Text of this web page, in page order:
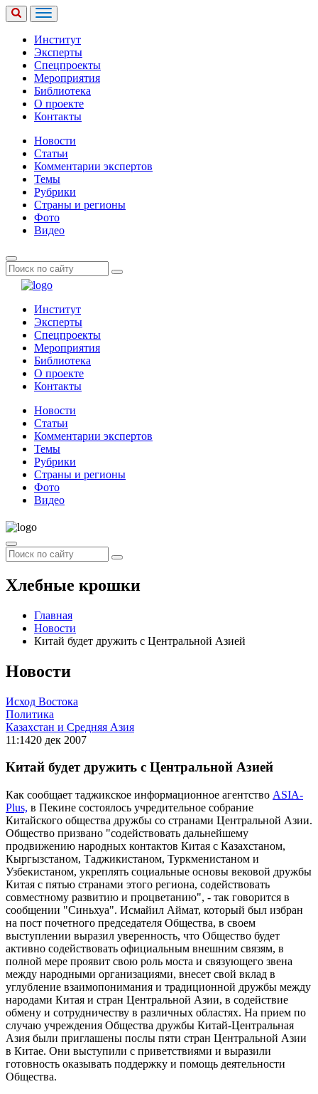
Институт
Эксперты
Спецпроекты
Мероприятия
Библиотека
О проекте
Контакты
Новости
Статьи
Комментарии экспертов
Темы
Рубрики
Страны и регионы
Фото
Видео
Институт
Эксперты
Спецпроекты
Мероприятия
Библиотека
О проекте
Контакты
Новости
Статьи
Комментарии экспертов
Темы
Рубрики
Страны и регионы
Фото
Видео
Хлебные крошки
Главная
Новости
Китай будет дружить с Центральной Азией
Новости
Исход Востока
Политика
Казахстан и Средняя Азия
11:1420 дек 2007
Китай будет дружить с Центральной Азией
Как сообщает таджикское информационное агентство ASIA-
Plus, в Пекине состоялось учредительное собрание
Китайского общества дружбы со странами Центральной Азии.
Общество призвано "содействовать дальнейшему
продвижению народных контактов Китая с Казахстаном,
Кыргызстаном, Таджикистаном, Туркменистаном и
Узбекистаном, укреплять социальные основы вековой дружбы
Китая с пятью странами этого региона, содействовать
совместному развитию и процветанию", - так говорится в
сообщении "Синьхуа". Исмайил Аймат, который был избран
на пост почетного председателя Общества, в своем
выступлении выразил уверенность, что Общество будет
активно содействовать официальным внешним связям, в
полной мере проявит свою роль моста и связующего звена
между народными организациями, внесет свой вклад в
углубление взаимопонимания и традиционной дружбы между
народами Китая и стран Центральной Азии, в содействие
обмену и сотрудничеству в различных областях. На прием по
случаю учреждения Общества дружбы Китай-Центральная
Азия были приглашены послы пяти стран Центральной Азии
в Китае. Они выступили с приветствиями и выразили
готовность оказывать поддержку и помощь деятельности
Общества.